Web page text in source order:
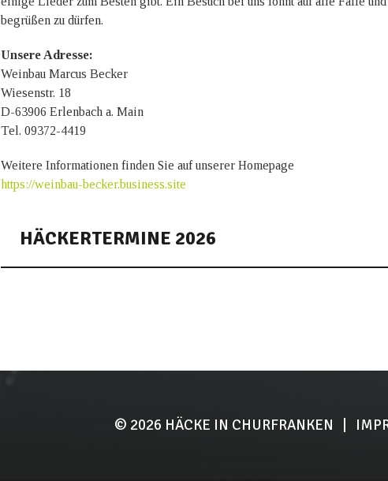
begrüßen zu dürfen.
Unsere Adresse:
Weinbau Marcus Becker
Wiesenstr. 18
D-63906 Erlenbach a. Main
Tel. 09372-4419
Weitere Informationen finden Sie auf unserer Homepage
https://weinbau-becker.business.site
HÄCKERTERMINE 2026
© 2026 HÄCKE IN CHURFRANKEN